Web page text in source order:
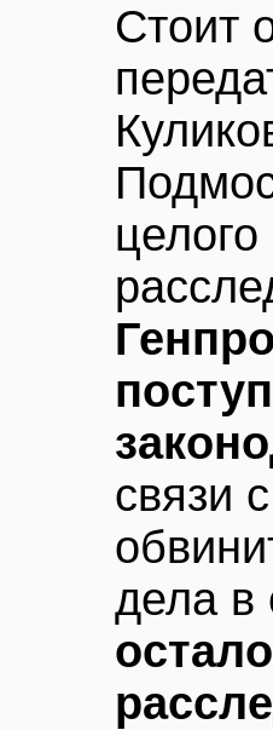
Стоит
связи
дела в